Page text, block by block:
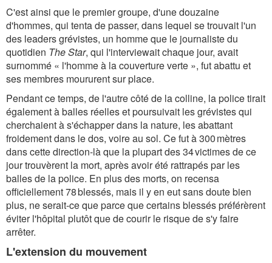
C'est ainsi que le premier groupe, d'une douzaine
d'hommes, qui tenta de passer, dans lequel se trouvait l'un
des leaders grévistes, un homme que le journaliste du
quotidien The Star, qui l'interviewait chaque jour, avait
surnommé « l'homme à la couverture verte », fut abattu et
ses membres moururent sur place.
Pendant ce temps, de l'autre côté de la colline, la police tirait
également à balles réelles et poursuivait les grévistes qui
cherchaient à s'échapper dans la nature, les abattant
froidement dans le dos, voire au sol. Ce fut à 300 mètres
dans cette direction-là que la plupart des 34 victimes de ce
jour trouvèrent la mort, après avoir été rattrapés par les
balles de la police. En plus des morts, on recensa
officiellement 78 blessés, mais il y en eut sans doute bien
plus, ne serait-ce que parce que certains blessés préférèrent
éviter l'hôpital plutôt que de courir le risque de s'y faire
arrêter.
L'extension du mouvement